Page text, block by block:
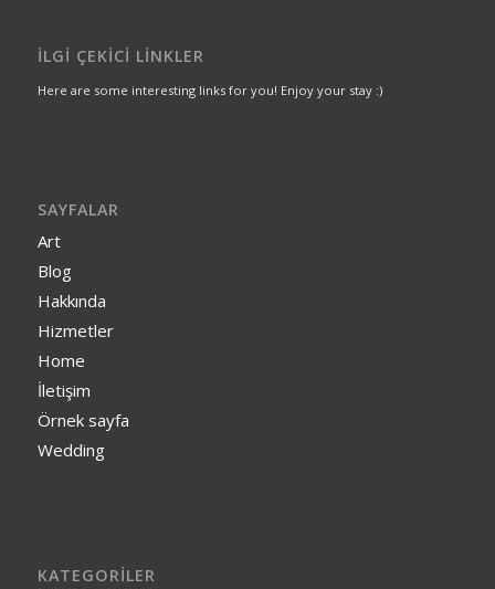
İLGI ÇEKICI LINKLER
Here are some interesting links for you! Enjoy your stay :)
SAYFALAR
Art
Blog
Hakkında
Hizmetler
Home
İletişim
Örnek sayfa
Wedding
KATEGORILER